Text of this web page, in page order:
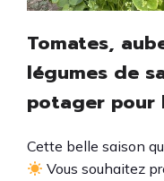
Tomates,
légumes de
potager pour
Cette belle saison
Vous souhaitez